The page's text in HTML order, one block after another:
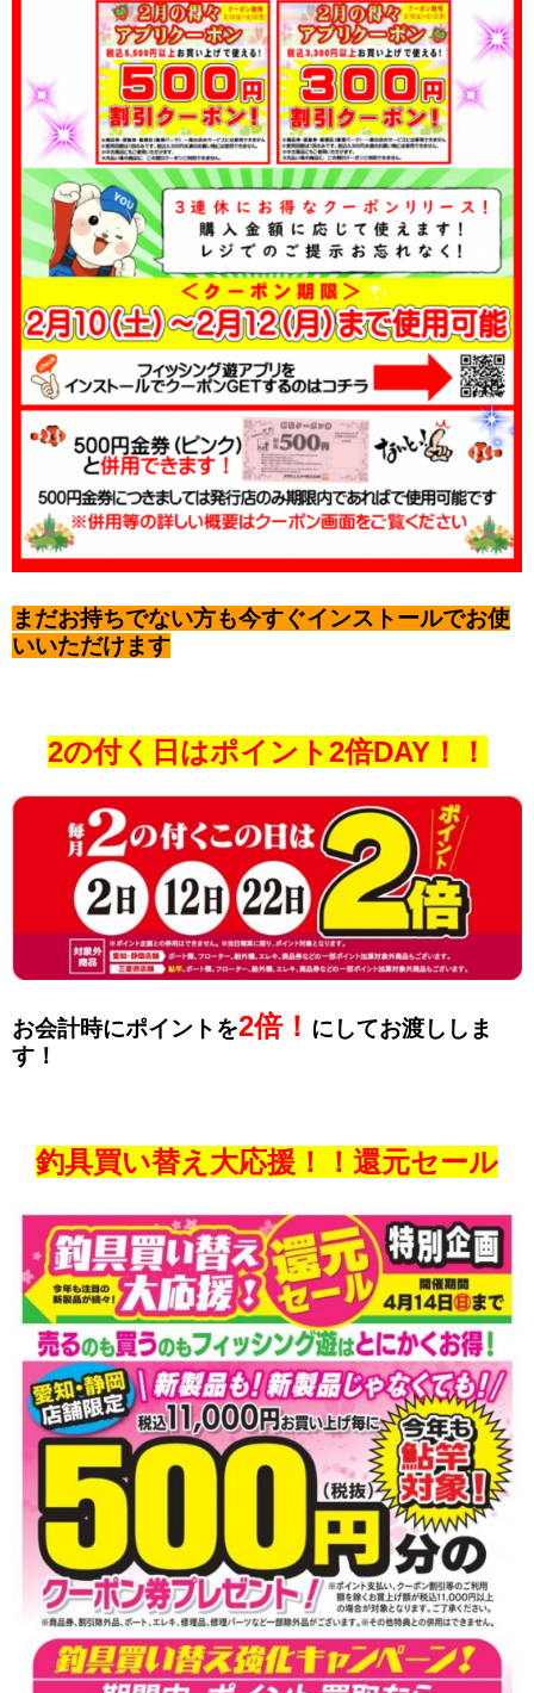
まだお持ちでない方も今すぐインストールでお使
いいただけます
2の付く日はポイント2倍DAY！！
お会計時にポイントを2倍！ にしてお渡ししま
す！
釣具買い替え大応援！！還元セール